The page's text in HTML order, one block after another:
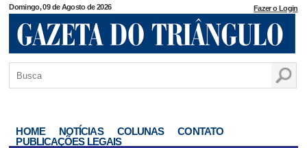
Domingo, 09 de Agosto de 2026 Fazer o Login
HOME NOTÍCIAS COLUNAS
CONTATO
PUBLICAÇÕES LEGAIS